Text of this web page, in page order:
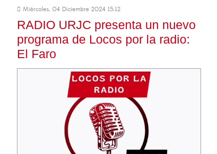
Miércoles, 04 Diciembre 2024 15:12
RADIO URJC presenta un nuevo
programa de Locos por la radio:
El Faro